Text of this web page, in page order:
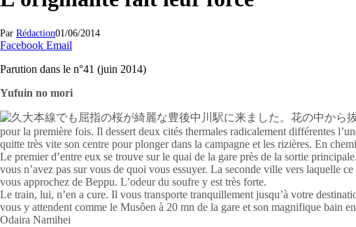
Par Rédaction01/06/2014
Facebook Email
Parution dans le n°41 (juin 2014)
Yufuin no mori
pour la première fois. Il dessert deux cités thermales radicalement différentes
quitte très vite son centre pour plonger dans la campagne et les rizières. En
Le premier d’entre eux se trouve sur le quai de la gare près de la sortie
vous n’avez pas sur vous de quoi vous essuyer. La seconde ville vers laquelle
vous approchez de Beppu. L’odeur du soufre y est très forte.
Le train, lui, n’en a cure. Il vous transporte tranquillement jusqu’à votre
vous y attendent comme le Musôen à 20 mn de la gare et son magnifique bain
Odaira Namihei